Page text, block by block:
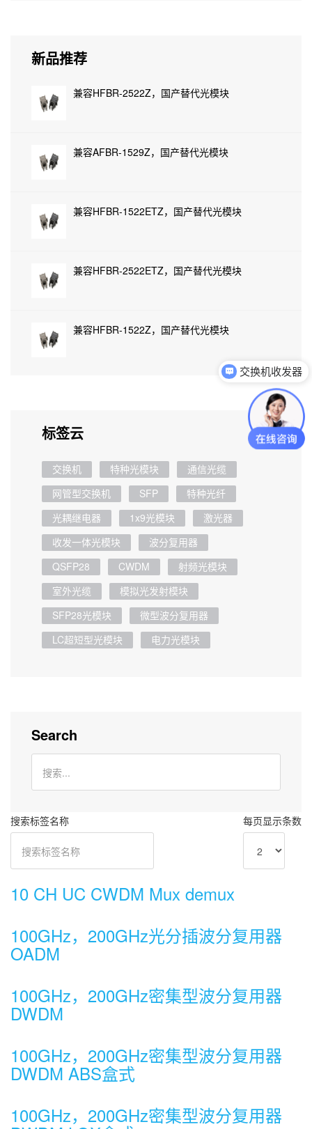
新品推荐
兼容HFBR-2522Z，国产替代光模块
兼容AFBR-1529Z，国产替代光模块
兼容HFBR-1522ETZ，国产替代光模块
兼容HFBR-2522ETZ，国产替代光模块
兼容HFBR-1522Z，国产替代光模块
标签云
交换机 特种光模块
通信光缆
网管型交换机
SFP
特种光纤
光耦继电器
1x9光模块
激光器
收发一体光模块
波分复用器
QSFP28
CWDM
射频光模块
室外光缆
模拟光发射模块
SFP28光模块
微型波分复用器
LC超短型光模块
电力光模块
Search
搜索标签名称 每页显示条数
10 CH UC CWDM Mux demux
100GHz，200GHz光分插波分复用器
OADM
100GHz，200GHz密集型波分复用器
DWDM
100GHz，200GHz密集型波分复用器
DWDM ABS盒式
100GHz，200GHz密集型波分复用器
可以介绍下你们的产品么